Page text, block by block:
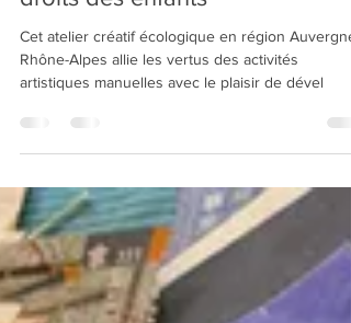
Rhône-Alpes Le village des
droits des enfants
Cet atelier créatif écologique en région Auvergne